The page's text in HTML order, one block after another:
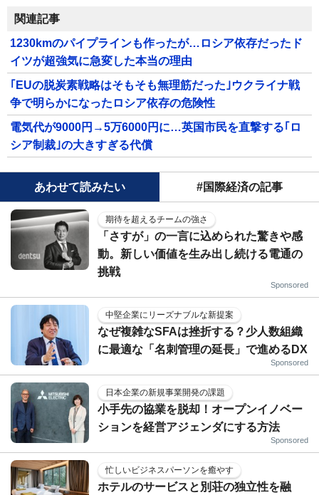
関連記事
1230kmのパイプラインも作ったが…ロシア依存だったド
イツが超強気に急変した本当の理由
｢EUの脱炭素戦略はそもそも無理筋だった｣ウクライナ戦
争で明らかになったロシア依存の危険性
電気代が9000円→5万6000円に…英国市民を直撃する｢ロ
シア制裁｣の大きすぎる代償
あわせて読みたい #国際経済の記事
期待を超えるチームの強さ
「さすが」の一言に込められた驚きや感
動。新しい価値を生み出し続ける電通の
挑戦
Sponsored
中堅企業にリーズナブルな新提案
なぜ複雑なSFAは挫折する？少人数組織
に最適な「名刺管理の延長」で進めるDX
Sponsored
日本企業の新規事業開発の課題
小手先の協業を脱却！オープンイノベー
ションを経営アジェンダにする方法
Sponsored
忙しいビジネスパーソンを癒やす
ホテルのサービスと別荘の独立性を融